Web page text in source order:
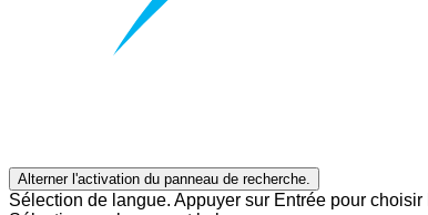
Alterner l'activation du panneau de recherche.
Sélection de langue. Appuyer sur Entrée pour